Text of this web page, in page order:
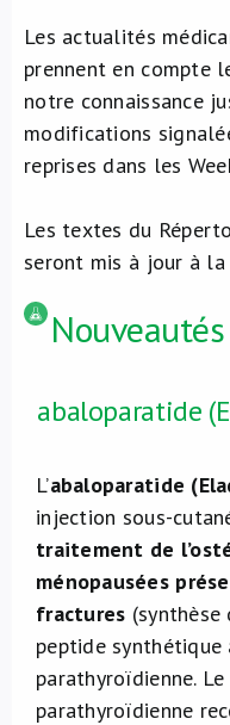
Les actualités
prennent en compte
notre connaissance
modifications
reprises dans les
Les textes du
seront mis à jour à
abaloparatide
L’abaloparatide
injection sous-
traitement de
ménopausées
fractures (synthèse
peptide synthétique
parathyroïdienne.
parathyroïdienne